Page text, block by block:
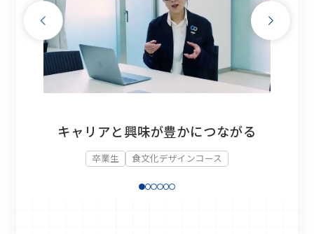
キャリアと興味が豊かにつながる
卒業生 食文化デザインコース